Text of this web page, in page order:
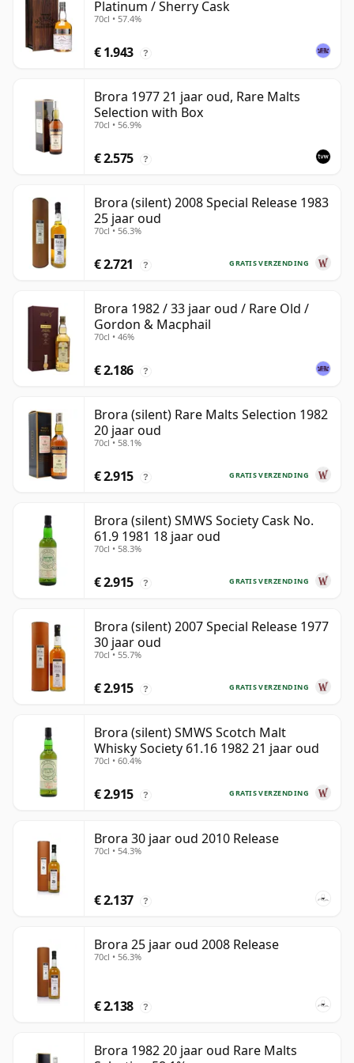
Platinum / Sherry Cask
70cl • 57.4%
€ 1.943 ?
Brora 1977 21 jaar oud, Rare Malts
Selection with Box
70cl • 56.9%
€ 2.575 ?
Brora (silent) 2008 Special Release 1983
25 jaar oud
70cl • 56.3%
GRATIS VERZENDING
€ 2.721 ?
Brora 1982 / 33 jaar oud / Rare Old /
Gordon & Macphail
70cl • 46%
€ 2.186 ?
Brora (silent) Rare Malts Selection 1982
20 jaar oud
70cl • 58.1%
GRATIS VERZENDING
€ 2.915 ?
Brora (silent) SMWS Society Cask No.
61.9 1981 18 jaar oud
70cl • 58.3%
GRATIS VERZENDING
€ 2.915 ?
Brora (silent) 2007 Special Release 1977
30 jaar oud
70cl • 55.7%
GRATIS VERZENDING
€ 2.915 ?
Brora (silent) SMWS Scotch Malt
Whisky Society 61.16 1982 21 jaar oud
70cl • 60.4%
GRATIS VERZENDING
€ 2.915 ?
Brora 30 jaar oud 2010 Release
70cl • 54.3%
€ 2.137 ?
Brora 25 jaar oud 2008 Release
70cl • 56.3%
€ 2.138 ?
Brora 1982 20 jaar oud Rare Malts